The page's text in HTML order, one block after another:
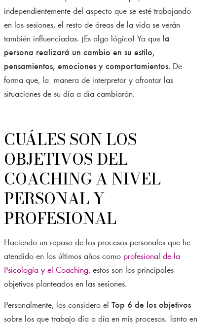
independientemente del aspecto que se esté trabajando
en las sesiones, el resto de áreas de la vida se verán
también influenciadas. ¡Es algo lógico! Ya que la
persona realizará un cambio en su estilo,
pensamientos, emociones y comportamientos. De
forma que, la manera de interpretar y afrontar las
situaciones de su día a día cambiarán.
CUÁLES SON LOS
OBJETIVOS DEL
COACHING A NIVEL
PERSONAL Y
PROFESIONAL
Haciendo un repaso de los procesos personales que he
atendido en los últimos años como profesional de la
Psicología y el Coaching, estos son los principales
objetivos planteados en las sesiones.
Personalmente, los considero el Top 6 de los objetivos
sobre los que trabajo día a día en mis procesos. Tanto en